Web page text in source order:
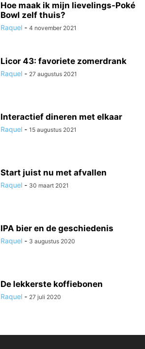
Hoe maak ik mijn lievelings-Poké
Bowl zelf thuis?
Raquel - 4 november 2021
Licor 43: favoriete zomerdrank
Raquel - 27 augustus 2021
Interactief dineren met elkaar
Raquel - 15 augustus 2021
Start juist nu met afvallen
Raquel - 30 maart 2021
IPA bier en de geschiedenis
Raquel - 3 augustus 2020
De lekkerste koffiebonen
Raquel - 27 juli 2020